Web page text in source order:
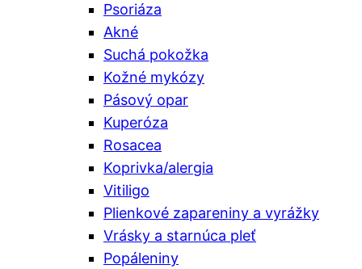
Psoriáza
Akné
Suchá pokožka
Kožné mykózy
Pásový opar
Kuperóza
Rosacea
Koprivka/alergia
Vitiligo
Plienkové zapareniny a vyrážky
Vrásky a starnúca pleť
Popáleniny